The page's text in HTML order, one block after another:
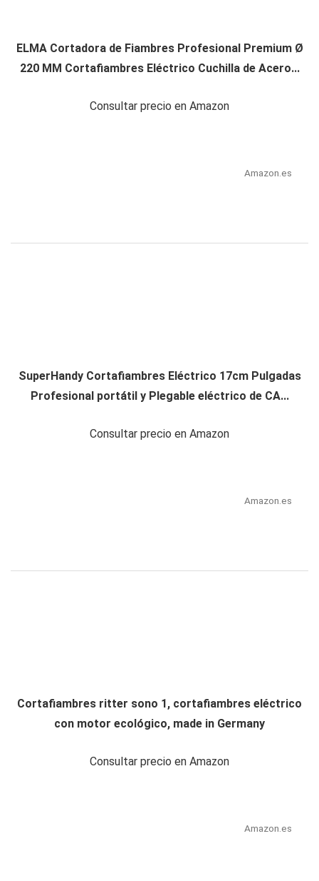
ELMA Cortadora de Fiambres Profesional Premium Ø
220 MM Cortafiambres Eléctrico Cuchilla de Acero...
Consultar precio en Amazon
Amazon.es
SuperHandy Cortafiambres Eléctrico 17cm Pulgadas
Profesional portátil y Plegable eléctrico de CA...
Consultar precio en Amazon
Amazon.es
Cortafiambres ritter sono 1, cortafiambres eléctrico
con motor ecológico, made in Germany
Consultar precio en Amazon
Amazon.es